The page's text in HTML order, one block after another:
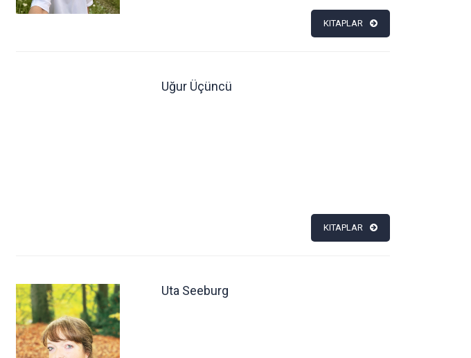
KITAPLAR
Uğur Üçüncü
KITAPLAR
Uta Seeburg